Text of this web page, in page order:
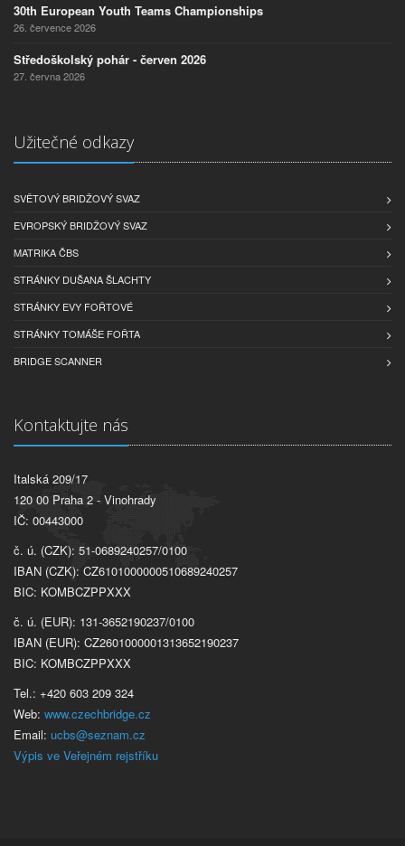
30th European Youth Teams Championships
26. července 2026
Středoškolský pohár - červen 2026
27. června 2026
Užitečné odkazy
SVĚTOVÝ BRIDŽOVÝ SVAZ
EVROPSKÝ BRIDŽOVÝ SVAZ
MATRIKA ČBS
STRÁNKY DUŠANA ŠLACHTY
STRÁNKY EVY FOŘTOVÉ
STRÁNKY TOMÁŠE FOŘTA
BRIDGE SCANNER
Kontaktujte nás
Italská 209/17
120 00 Praha 2 - Vinohrady
IČ: 00443000
č. ú. (CZK): 51-0689240257/0100
IBAN (CZK): CZ6101000000510689240257
BIC: KOMBCZPPXXX
č. ú. (EUR): 131-3652190237/0100
IBAN (EUR): CZ2601000001313652190237
BIC: KOMBCZPPXXX
Tel.: +420 603 209 324
Web: www.czechbridge.cz
Email: ucbs@seznam.cz
Výpis ve Veřejném rejstříku